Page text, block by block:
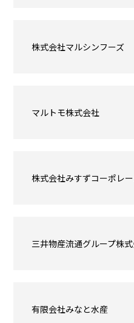
株式会社マルシンフーズ
マルトモ株式会社
株式会社みすずコーポレ
三井物産流通グループ株
有限会社みなと水産